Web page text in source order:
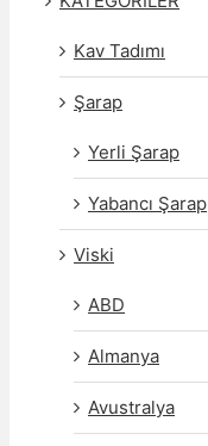
Kav Tadımı
Şarap
Yerli Şarap
Yabancı Şarap
Viski
ABD
Almanya
Avustralya